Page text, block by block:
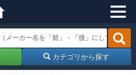
カテゴリから探す